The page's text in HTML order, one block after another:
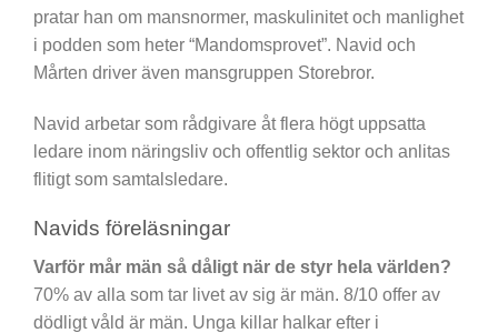
pratar han om mansnormer, maskulinitet och manlighet
i podden som heter “Mandomsprovet”. Navid och
Mårten driver även mansgruppen Storebror.
Navid arbetar som rådgivare åt flera högt uppsatta
ledare inom näringsliv och offentlig sektor och anlitas
flitigt som samtalsledare.
Navids föreläsningar
Varför mår män så dåligt när de styr hela världen?
70% av alla som tar livet av sig är män. 8/10 offer av
dödligt våld är män. Unga killar halkar efter i